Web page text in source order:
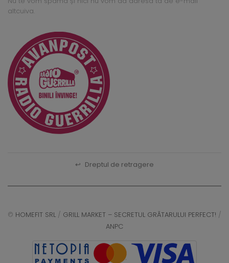
altcuiva.
↩ Dreptul de retragere
© HOMEFIT SRL / GRILL MARKET – SECRETUL GRĂTARULUI PERFECT! /
ANPC